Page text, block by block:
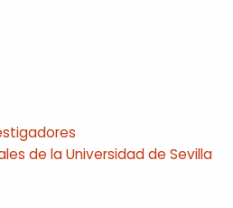
de la Universidad de Sevilla